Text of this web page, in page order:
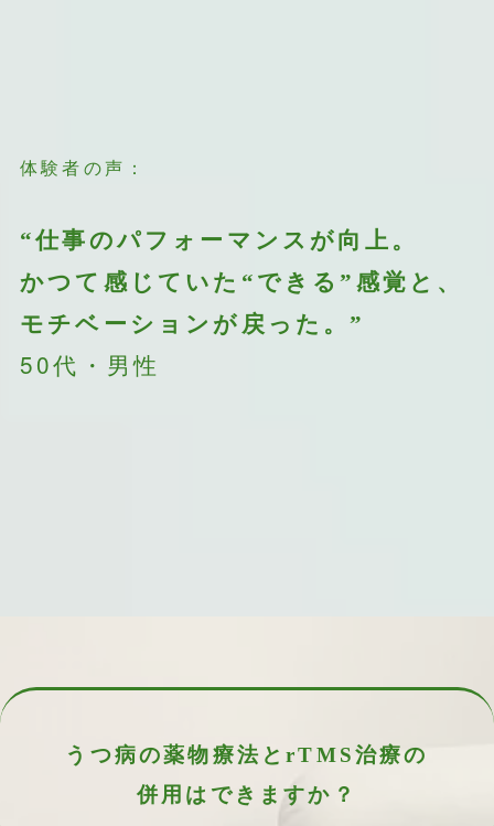
体験者の声：
“仕事のパフォーマンスが向上。
かつて感じていた “できる”感覚と、
モチベーションが戻った。”
50代・男性
うつ病の薬物療法とrTMS治療の
併用はできますか？